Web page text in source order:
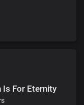
Is For Eternity